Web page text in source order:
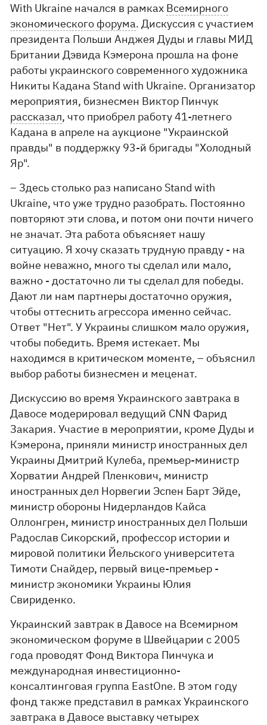
With Ukraine начался в рамках Всемирного
экономического форума. Дискуссия с участием
президента Польши Анджея Дуды и главы МИД
Британии Дэвида Кэмерона прошла на фоне
работы украинского современного художника
Никиты Кадана Stand with Ukraine. Организатор
мероприятия, бизнесмен Виктор Пинчук
рассказал, что приобрел работу 41-летнего
Кадана в апреле на аукционе "Украинской
правды" в поддержку 93-й бригады "Холодный
Яр".
– Здесь столько раз написано Stand with
Ukraine, что уже трудно разобрать. Постоянно
повторяют эти слова, и потом они почти ничего
не значат. Эта работа объясняет нашу
ситуацию. Я хочу сказать трудную правду - на
войне неважно, много ты сделал или мало,
важно - достаточно ли ты сделал для победы.
Дают ли нам партнеры достаточно оружия,
чтобы оттеснить агрессора именно сейчас.
Ответ "Нет". У Украины слишком мало оружия,
чтобы победить. Время истекает. Мы
находимся в критическом моменте, – объяснил
выбор работы бизнесмен и меценат.
Дискуссию во время Украинского завтрака в
Давосе модерировал ведущий CNN Фарид
Закария. Участие в мероприятии, кроме Дуды и
Кэмерона, приняли министр иностранных дел
Украины Дмитрий Кулеба, премьер-министр
Хорватии Андрей Пленкович, министр
иностранных дел Норвегии Эспен Барт Эйде,
министр обороны Нидерландов Кайса
Оллонгрен, министр иностранных дел Польши
Радослав Сикорский, профессор истории и
мировой политики Йельского университета
Тимоти Снайдер, первый вице-премьер -
министр экономики Украины Юлия
Свириденко.
Украинский завтрак в Давосе на Всемирном
экономическом форуме в Швейцарии с 2005
года проводят Фонд Виктора Пинчука и
международная инвестиционно-
консалтинговая группа EastOne. В этом году
фонд также представил в рамках Украинского
завтрака в Давосе выставку четырех